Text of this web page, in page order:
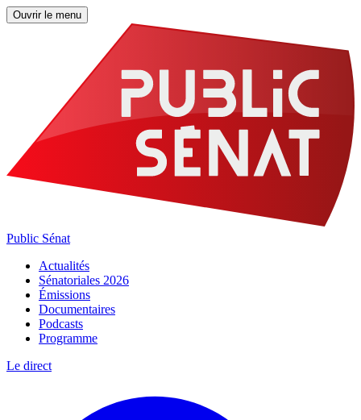
Ouvrir le menu
Public Sénat
Actualités
Sénatoriales 2026
Émissions
Documentaires
Podcasts
Programme
Le direct